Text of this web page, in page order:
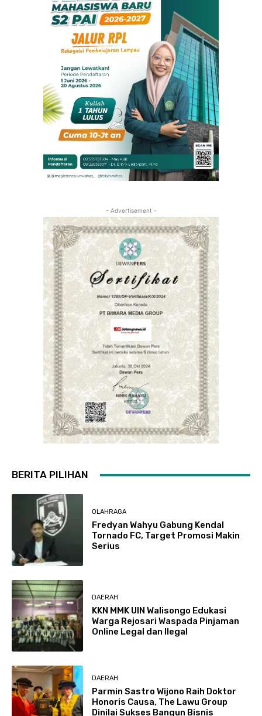
- Advertisement -
BERITA PILIHAN
OLAHRAGA
Fredyan Wahyu Gabung Kendal
Tornado FC, Target Promosi Makin
Serius
DAERAH
KKN MMK UIN Walisongo Edukasi
Warga Rejosari Waspada Pinjaman
Online Legal dan Ilegal
DAERAH
Parmin Sastro Wijono Raih Doktor
Honoris Causa, The Lawu Group
Dinilai Sukses Bangun Bisnis